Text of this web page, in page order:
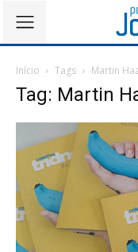
Início Tags Martin
Tag: Martin